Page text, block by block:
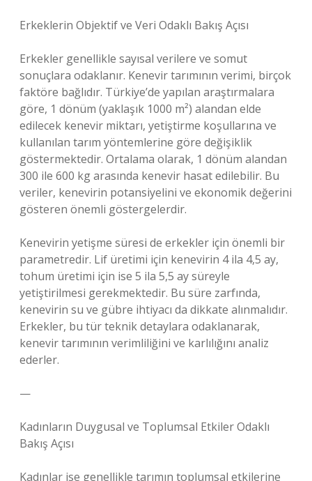
Erkeklerin Objektif ve Veri Odaklı Bakış Açısı
Erkekler genellikle sayısal verilere ve somut
sonuçlara odaklanır. Kenevir tarımının verimi, birçok
faktöre bağlıdır. Türkiye’de yapılan araştırmalara
göre, 1 dönüm (yaklaşık 1000 m²) alandan elde
edilecek kenevir miktarı, yetiştirme koşullarına ve
kullanılan tarım yöntemlerine göre değişiklik
göstermektedir. Ortalama olarak, 1 dönüm alandan
300 ile 600 kg arasında kenevir hasat edilebilir. Bu
veriler, kenevirin potansiyelini ve ekonomik değerini
gösteren önemli göstergelerdir.
Kenevirin yetişme süresi de erkekler için önemli bir
parametredir. Lif üretimi için kenevirin 4 ila 4,5 ay,
tohum üretimi için ise 5 ila 5,5 ay süreyle
yetiştirilmesi gerekmektedir. Bu süre zarfında,
kenevirin su ve gübre ihtiyacı da dikkate alınmalıdır.
Erkekler, bu tür teknik detaylara odaklanarak,
kenevir tarımının verimliliğini ve karlılığını analiz
ederler.
—
Kadınların Duygusal ve Toplumsal Etkiler Odaklı
Bakış Açısı
Kadınlar ise genellikle tarımın toplumsal etkilerine